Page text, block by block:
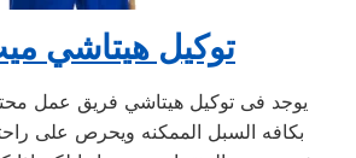
توكيل هيتاشي
يوجد فى توكيل هيتاشي فريق عمل
بكافه السبل الممكنه ويحرص على